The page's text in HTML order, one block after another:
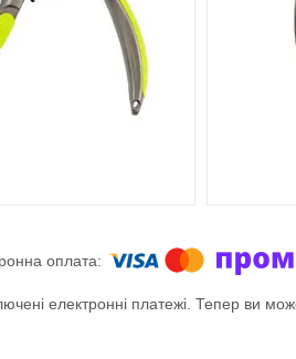
електронні платежі. Тепер ви